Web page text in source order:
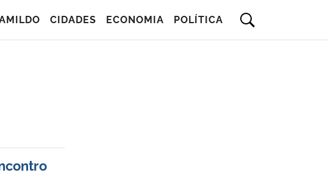
CIDADES ECONOMIA POLÍTICA